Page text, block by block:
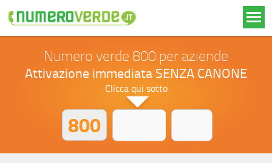
Numero verde 800 per aziende
Attivazione immediata SENZA CANONE
Clicca qui sotto
800